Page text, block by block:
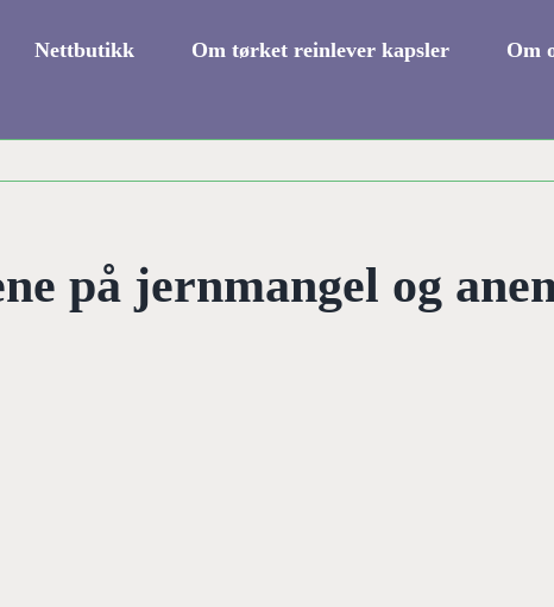
Nettbutikk Om tørket reinlever kapsler Om
på jernmangel og